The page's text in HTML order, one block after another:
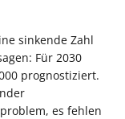
sinkende Zahl
Für 2030
prognostiziert.
es fehlen